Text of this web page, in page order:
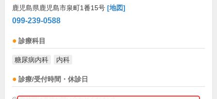
鹿児島県鹿児島市泉町1番15号 [地図]
099-239-0588
診療科目
糖尿病内科 内科
診療/受付時間・休診日